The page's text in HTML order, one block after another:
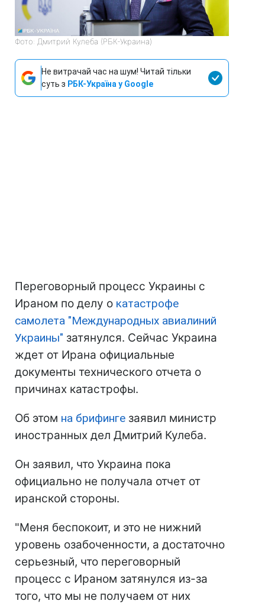
Фото: Дмитрий Кулеба (РБК-Украина)
Не витрачай час на шум! Читай тільки
суть з РБК-Україна у Google
Переговорный процесс Украины с
Ираном по делу о катастрофе
самолета "Международных авиалиний
Украины" затянулся. Сейчас Украина
ждет от Ирана официальные
документы технического отчета о
причинах катастрофы.
Об этом на брифинге заявил министр
иностранных дел Дмитрий Кулеба.
Он заявил, что Украина пока
официально не получала отчет от
иранской стороны.
"Меня беспокоит, и это не нижний
уровень озабоченности, а достаточно
серьезный, что переговорный
процесс с Ираном затянулся из-за
того, что мы не получаем от них